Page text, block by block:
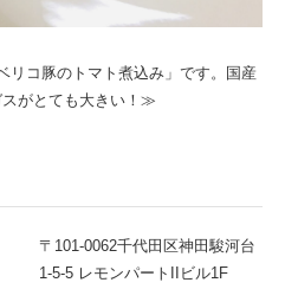
コ豚のトマト煮込み」です。国産
がとても大きい！≫
〒101-0062千代田区神田駿河台
1-5-5 レモンパートIIビル1F